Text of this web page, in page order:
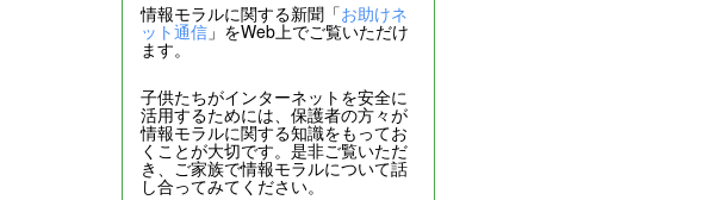
情報モラルに関する新聞「お助けネ
ット通信 」をWeb上でご覧いただけ
ます。
子供たちがインターネットを安全に
活用するためには、保護者の方々が
情報モラルに関する知識をもってお
くことが大切です。是非ご覧いただ
き、ご家族で情報モラルについて話
し合ってみてください。